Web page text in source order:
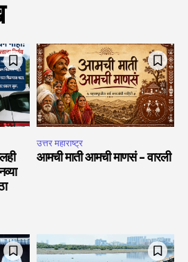
उत्तर महाराष्ट्र
आमची माती आमची माणसं – वारली